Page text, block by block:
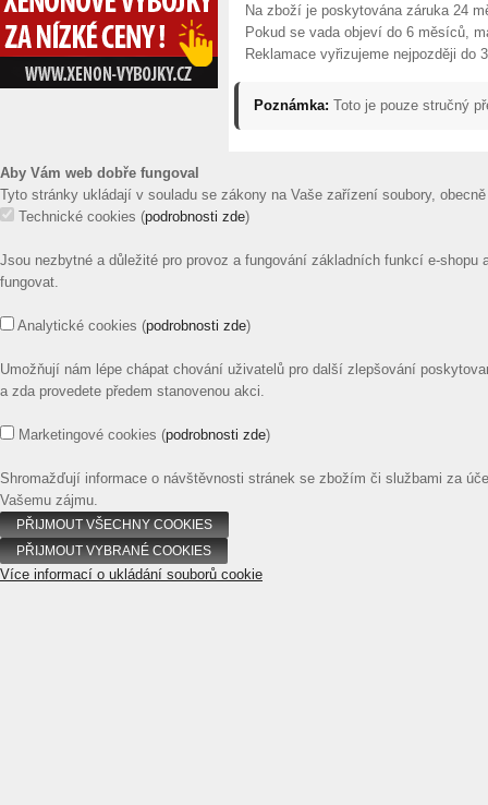
Na zboží je poskytována záruka 24
Pokud se vada objeví do 6 měsíců,
Reklamace vyřizujeme nejpozději do
Poznámka: Toto je pouze stručný
Aby Vám web dobře fungoval
Tyto stránky ukládají v souladu se zákony na Vaše zařízení soubory,
Technické cookies (podrobnosti zde)
Jsou nezbytné a důležité pro provoz a fungování základních funkcí e-
fungovat.
Analytické cookies (podrobnosti zde)
Umožňují nám lépe chápat chování uživatelů pro další zlepšování
a zda provedete předem stanovenou akci.
Marketingové cookies (podrobnosti zde)
Shromažďují informace o návštěvnosti stránek se zbožím či službami za
Vašemu zájmu.
Více informací o ukládání souborů cookie